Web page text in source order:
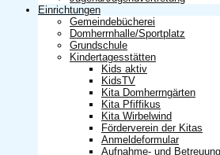
Einrichtungen
Gemeindebücherei
Domherrnhalle/Sportplatz
Grundschule
Kindertagesstätten
Kids aktiv
KidsTV
Kita Domherrngärten
Kita Pfiffikus
Kita Wirbelwind
Förderverein der Kitas
Anmeldeformular
Aufnahme- und